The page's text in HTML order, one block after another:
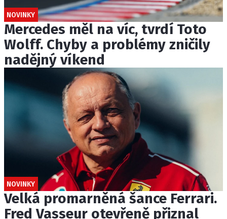
NOVINKY
Mercedes měl na víc, tvrdí Toto
Wolff. Chyby a problémy zničily
nadějný víkend
NOVINKY
Velká promarněná šance Ferrari.
Fred Vasseur otevřeně přiznal